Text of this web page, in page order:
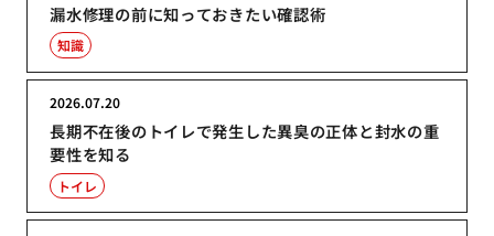
漏水修理の前に知っておきたい確認術
知識
長期不在後のトイレで発生した異臭の正体と封水の重
要性を知る
2026.07.20
トイレ